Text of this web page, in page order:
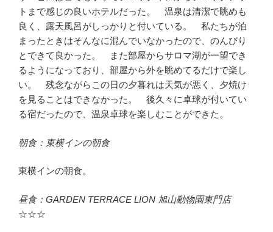
トまで感じの良いホテルだった。 温泉は清潔で眺めも
良く、露天風呂がしっかりと付いている。 私たちが泊
まったときはそんなに混んでいなかったので、のんびり
とできて良かった。 また部屋からサロマ湖が一望でき
るようになっており、部屋から外を眺めてるだけで楽し
い。 残念ながらこの日の夕暮れは天気が悪く、夕焼け
を見ることはできなかった。 後久々に卓球が付いてい
る宿だったので、温泉卓球を楽しむことができた。
朝食：東横インの朝食
東横インの朝食。
昼食：GARDEN TERRACE LION 旭山動物園東門店
☆☆☆